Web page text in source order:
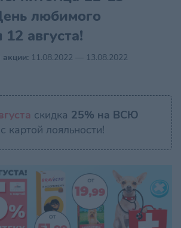
любимого
августа!
акции: 11.08.2022 — 13.08.2022
скидка 25% на ВСЮ
с картой лояльности!